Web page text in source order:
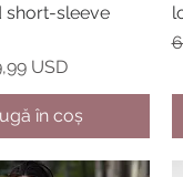
short-sleeve
USD
în coș